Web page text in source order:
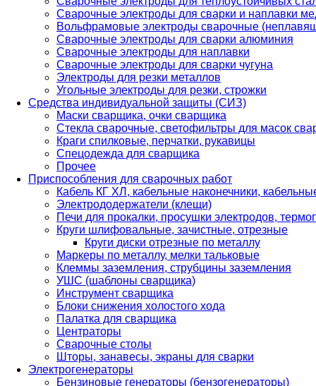
Сварочные электроды для сварки и наплавки
Вольфрамовые электроды сварочные
Сварочные электроды для сварки алюминия
Сварочные электроды для наплавки
Сварочные электроды для сварки чугуна
Электроды для резки металлов
Угольные электроды для резки, строжки
Средства индивидуальной защиты (СИЗ)
Маски сварщика, очки сварщика
Стекла сварочные, светофильтры для масок
Краги спилковые, перчатки, рукавицы
Спецодежда для сварщика
Прочее
Приспособления для сварочных работ
Кабель КГ ХЛ, кабельные наконечники,
Электрододержатели (клещи)
Печи для прокалки, просушки электродов,
Круги шлифовальные, зачистные, отрезные
Круги диски отрезные по металлу
Маркеры по металлу, мелки тальковые
Клеммы заземления, струбцины заземления
УШС (шаблоны сварщика)
Инструмент сварщика
Блоки снижения холостого хода
Палатка для сварщика
Центраторы
Сварочные столы
Шторы, занавесы, экраны для сварки
Электрогенераторы
Бензиновые генераторы (бензогенераторы)